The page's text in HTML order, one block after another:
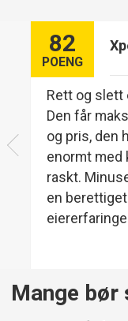
(cm):
489/
SUV-er til
82
POENG
Rett og slett
Den får
og pris, den
enormt med
raskt.
en
Mange bør